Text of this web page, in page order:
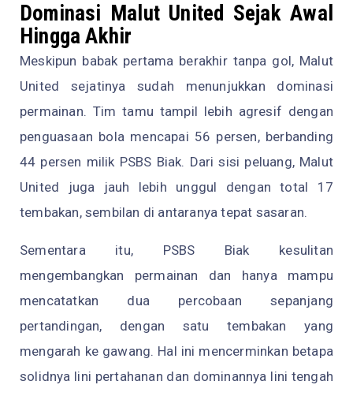
Dominasi Malut United Sejak Awal
Hingga Akhir
Meskipun babak pertama berakhir tanpa gol, Malut
United sejatinya sudah menunjukkan dominasi
permainan. Tim tamu tampil lebih agresif dengan
penguasaan bola mencapai 56 persen, berbanding
44 persen milik PSBS Biak. Dari sisi peluang, Malut
United juga jauh lebih unggul dengan total 17
tembakan, sembilan di antaranya tepat sasaran.
Sementara itu, PSBS Biak kesulitan
mengembangkan permainan dan hanya mampu
mencatatkan dua percobaan sepanjang
pertandingan, dengan satu tembakan yang
mengarah ke gawang. Hal ini mencerminkan betapa
solidnya lini pertahanan dan dominannya lini tengah